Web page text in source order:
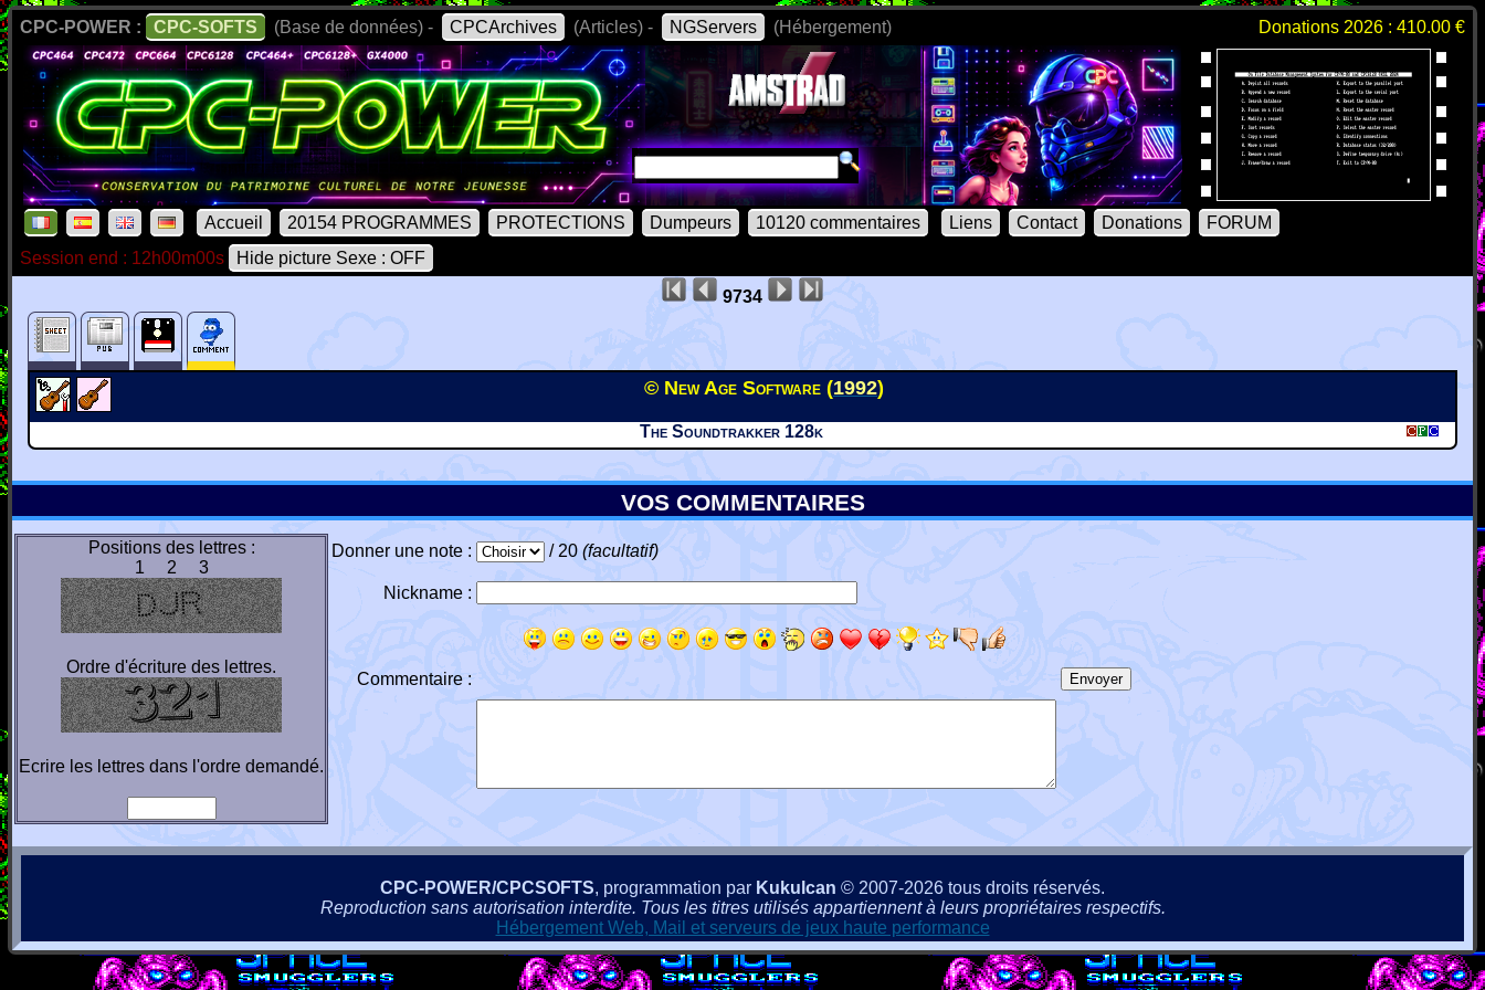
CPC-POWER : CPC-SOFTS (Base de données) - CPCArchives (Articles) - NGServers (Hébergement) Donations 2026 : 410.00 €
Accueil 20154 PROGRAMMES PROTECTIONS Dumpeurs 10120 commentaires Liens Contact Donations
FORUM
Session end : 12h00m00s
Hide picture Sexe : OFF
9734
© New Age Software (1992)
The Soundtrakker 128k
VOS COMMENTAIRES
Positions des lettres :
1 2 3
Ordre d'écriture des lettres.
Ecrire les lettres dans l'ordre demandé.
Donner une note : / 20 (facultatif)
Nickname :
Commentaire :
CPC-POWER/CPCSOFTS, programmation par Kukulcan © 2007-2026 tous droits réservés.
Reproduction sans autorisation interdite. Tous les titres utilisés appartiennent à leurs propriétaires respectifs.
Hébergement Web, Mail et serveurs de jeux haute performance